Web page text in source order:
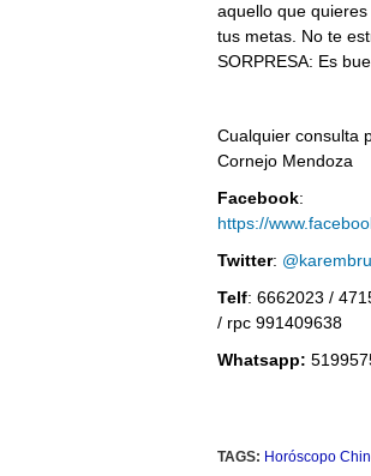
aquello que
tus metas. No te
SORPRESA: Es
Cualquier consulta
Cornejo Mendoza
Facebook:
https://
Twitter:
Telf: 6662023 /
/ rpc 991409638
Whatsapp:
TAGS: Horóscopo